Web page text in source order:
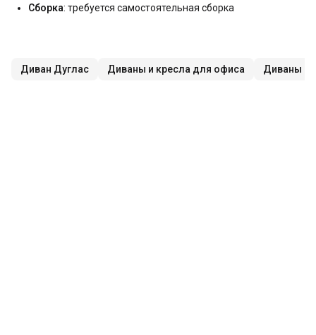
Сборка: требуется самостоятельная сборка
Диван Дуглас Диваны и кресла для офиса Диваны